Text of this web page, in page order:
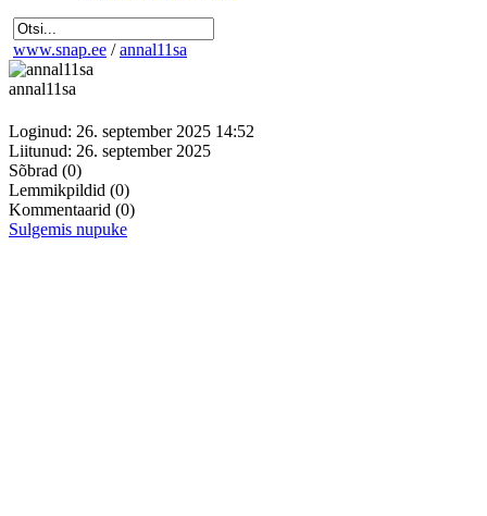
www.snap.ee / annal11sa
annal11sa
Loginud: 26. september 2025 14:52
Liitunud: 26. september 2025
Sõbrad (0)
Lemmikpildid (0)
Kommentaarid (0)
Sulgemis nupuke